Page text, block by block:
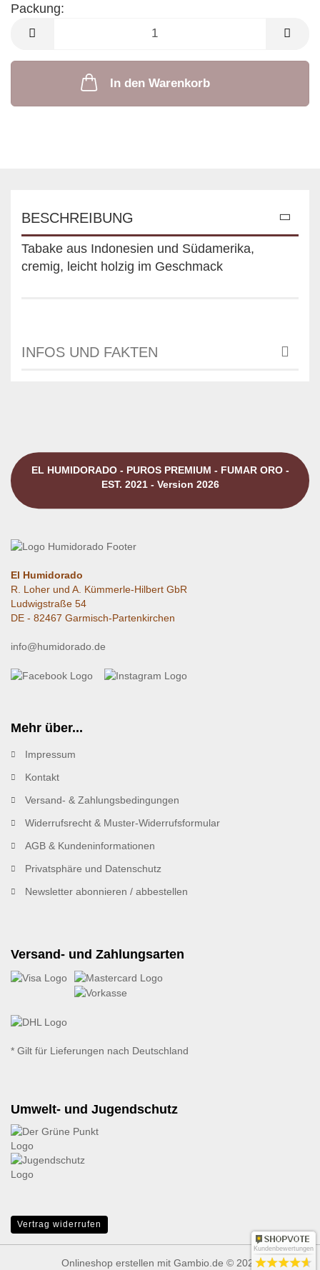
Packung:
Packung
In den Warenkorb
BESCHREIBUNG
Tabake aus Indonesien und Südamerika,
cremig, leicht holzig im Geschmack
INFOS UND FAKTEN
EL HUMIDORADO - PUROS PREMIUM - FUMAR ORO -
EST. 2021 - Version 2026
El Humidorado
R. Loher und A. Kümmerle-Hilbert GbR
Ludwigstraße 54
DE - 82467 Garmisch-Partenkirchen
info@humidorado.de
Mehr über...
Impressum
Kontakt
Versand- & Zahlungsbedingungen
Widerrufsrecht & Muster-Widerrufsformular
AGB & Kundeninformationen
Privatsphäre und Datenschutz
Newsletter abonnieren / abbestellen
Versand- und Zahlungsarten
* Gilt für Lieferungen nach Deutschland
Umwelt- und Jugendschutz
Vertrag widerrufen
Onlineshop erstellen mit Gambio.de © 2026
Kundenbewertungen